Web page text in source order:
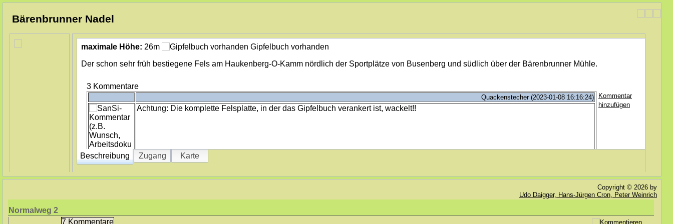
Bärenbrunner Nadel
Beschreibung Zugang Karte
maximale Höhe: 26m
Gipfelbuch vorhanden
Der schon sehr früh bestiegene Fels am Haukenberg-O-Kamm nördlich der Sportplätze von Busenberg und südlich über der Bärenbrunner Mühle.
3 Kommentare
Quackenstecher (2023-01-08 16:16:24)
Achtung: Die komplette Felsplatte, in der das Gipfelbuch verankert ist, wackelt!!
Ring mit Sika zu gemacht, hatte aber zu wenig angemischt, um das ganze Loch zu füllen...bitte prüfen, ob fest geworden!
Kommentar
hinzufügen
Copyright © 2026 by
Udo Daigger, Hans-Jürgen Cron, Peter Weinrich
Normalweg 2
7 Kommentare